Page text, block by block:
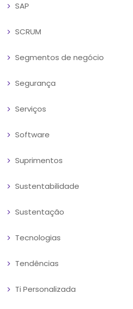
SAP
SCRUM
Segmentos de negócio
Segurança
Serviços
Software
Suprimentos
Sustentabilidade
Sustentação
Tecnologias
Tendências
Ti Personalizada